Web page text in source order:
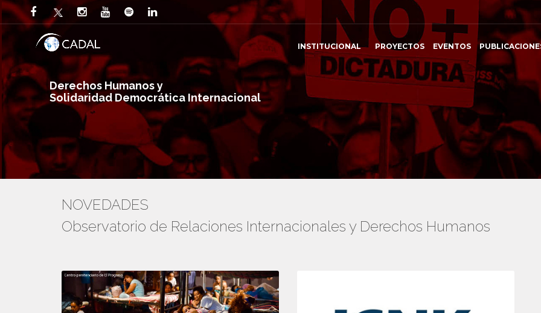
Derechos Humanos y
Solidaridad Democrática Internacional
INSTITUCIONAL PROYECTOS EVENTOS
NOVEDADES
Observatorio de Relaciones Internacionales y Derechos Humanos